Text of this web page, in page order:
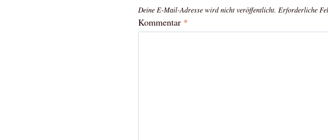
Deine E-Mail-Adresse wird nicht veröffentlicht. Erforderliche
Kommentar *